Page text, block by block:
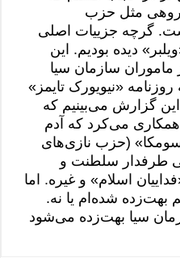
مثل حزب
گرچه جزییات اصلی
دیده بودیم. این
ماموران سازمان سیا
که در سال ۲۰۰۰ به روزنامه «نیویورک تایمز»
گزارش می‌بینیم که
همکاری می‌کرد که آدم
(حزب نازی‌های
ایران)، حزب «آریا» (حزبی طرف‎دار سلطنت و
اسلام» و غیره. اما
بهت‌زده شده‌ام یا نه.
سیا بهت‌زده می‌شود